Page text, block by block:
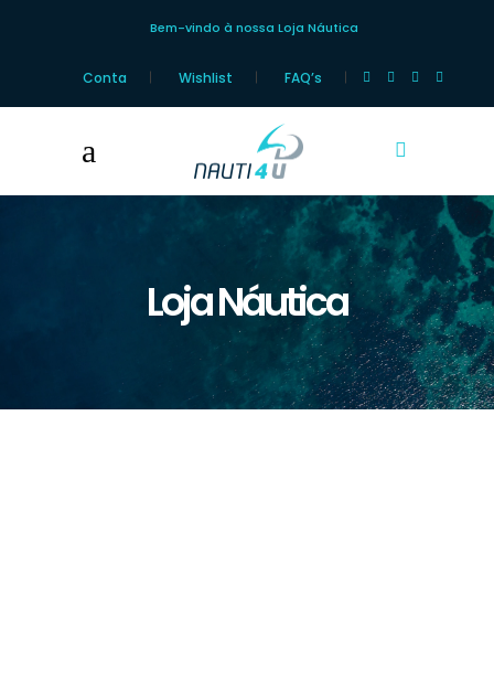
Bem-vindo à nossa Loja Náutica
Conta Wishlist FAQ’s
Loja Náutica